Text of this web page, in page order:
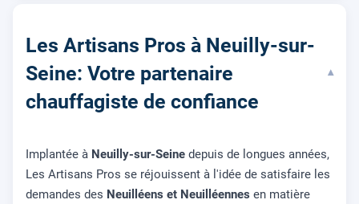
Les Artisans Pros à Neuilly-sur-
Seine: Votre partenaire
chauffagiste de confiance
▾
Implantée à Neuilly-sur-Seine depuis de longues années,
Les Artisans Pros se réjouissent à l'idée de satisfaire les
demandes des Neuilléens et Neuilléennes en matière